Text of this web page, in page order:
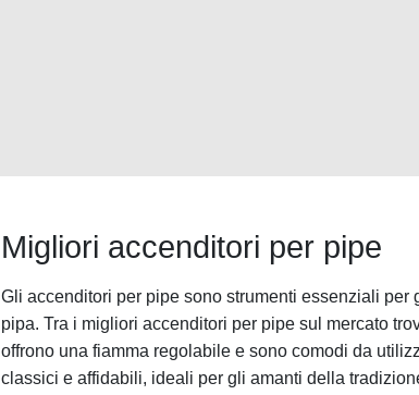
Migliori accenditori per pipe
Gli accenditori per pipe sono strumenti essenziali per
pipa. Tra i migliori accenditori per pipe sul mercato
offrono una fiamma regolabile e sono comodi da
classici e affidabili, ideali per gli amanti della